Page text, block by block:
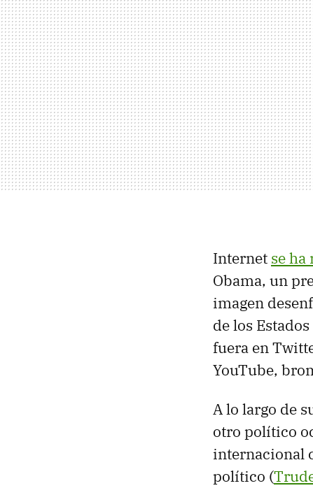
Internet se ha
Obama, un
imagen
de los
fuera en
YouTube,
A lo largo de
otro político
internacional
político (